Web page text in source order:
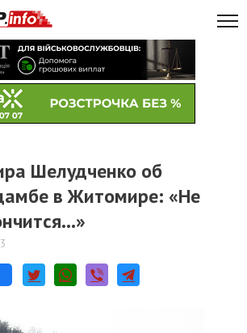
Шелудченко об
в Житомире: «Не